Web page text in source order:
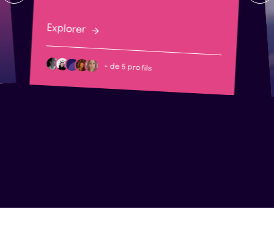
Explorer
+ de 5 profils